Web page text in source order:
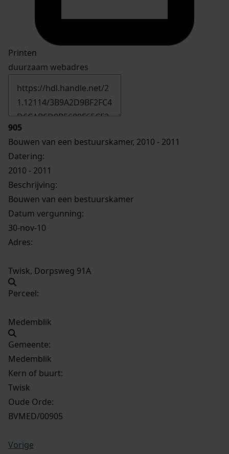
Printen
duurzaam webadres
905
Bouwen van een bestuurskamer, 2010 - 2011
Datering:
2010 - 2011
Beschrijving:
Bouwen van een bestuurskamer
Datum vergunning:
30-nov-10
Adres:
Twisk, Dorpsweg 91A
Perceel:
Medemblik
Gemeente:
Medemblik
Kern of buurt:
Twisk
Oude Orde:
BVMED/00905
Vorige